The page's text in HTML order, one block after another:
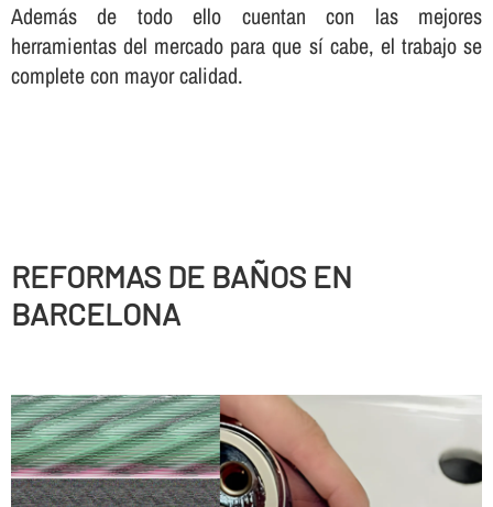
Además de todo ello cuentan con las mejores
herramientas del mercado para que sí­ cabe, el trabajo se
complete con mayor calidad.
REFORMAS DE BAÑOS EN
BARCELONA